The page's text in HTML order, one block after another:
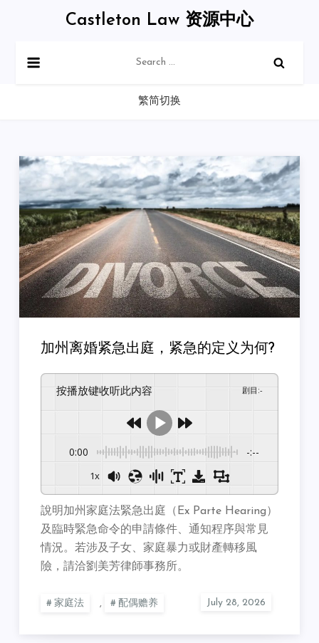
Castleton Law 资源中心
for:
繁简切换
加州离婚紧急出庭，紧急的定义为何?
按播放键收听此内容 剧目 :-
0:00 -:--
1x
說明加州家庭法緊急出庭（Ex Parte Hearing）
及臨時緊急命令的申請條件、通知程序與常見
情況。若涉及子女、家庭暴力或財產轉移風
險，請洽劉美芳律師事務所。
家庭法 , 配偶赡养